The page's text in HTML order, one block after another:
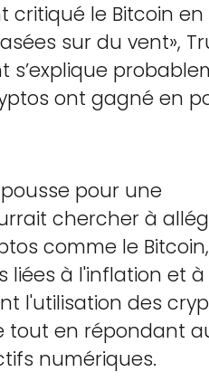
le Bitcoin en
sur du vent»,
ont gagné en
pour une
chercher à
comme le Bitcoin,
à l'inflation et
l'utilisation des
tout en répondant
numériques.